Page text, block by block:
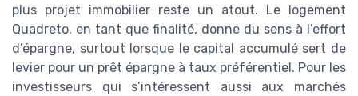
plus projet immobilier reste un atout. Le logement
Quadreto, en tant que finalité, donne du sens à l’effort
d’épargne, surtout lorsque le capital accumulé sert de
levier pour un prêt épargne à taux préférentiel. Pour les
investisseurs qui s’intéressent aussi aux marchés